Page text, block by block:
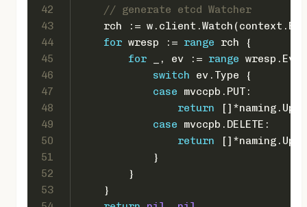
42
43
44
45
46
47
48
49
50
51
52
53
// generate etcd Watcher
rch :=
for wresp := range rch {
for _, ev := range
switch ev.Type {
case mvccpb.PUT:
return
case mvccpb.DELETE:
return
            }
        }
    }